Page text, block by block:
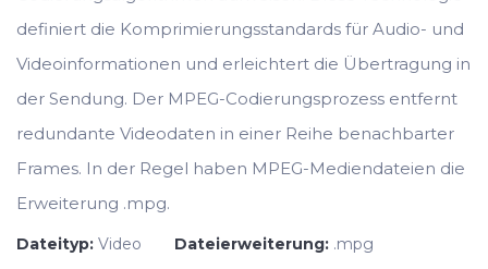
definiert die Komprimierungsstandards für Audio- und
Videoinformationen und erleichtert die Übertragung in
der Sendung. Der MPEG-Codierungsprozess entfernt
redundante Videodaten in einer Reihe benachbarter
Frames. In der Regel haben MPEG-Mediendateien die
Erweiterung .mpg.
Dateityp: Video Dateierweiterung: .mpg